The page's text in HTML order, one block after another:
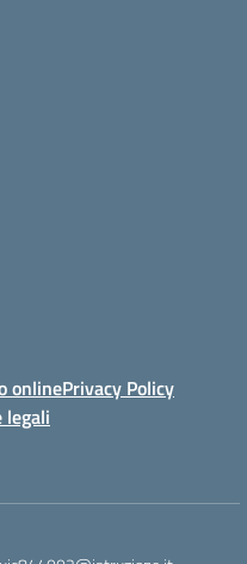
onlinePrivacy Policy
legali